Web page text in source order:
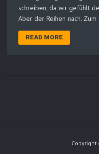
schreiben, da wir gefühlt
Aber der Reihen nach.
READ MORE